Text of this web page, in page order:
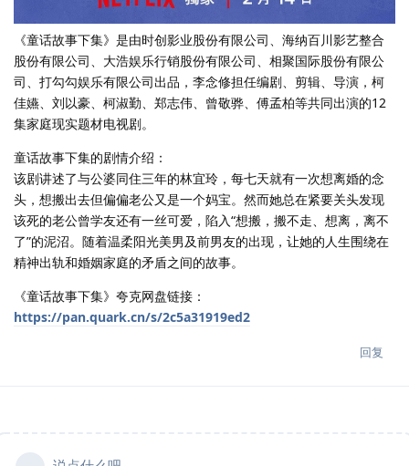
《童话故事下集》是由时创影业股份有限公司、海纳百川影艺整合
股份有限公司、大浩娱乐行销股份有限公司、相聚国际股份有限公
司、打勾勾娱乐有限公司出品，李念修担任编剧、剪辑、导演，柯
佳嬿、刘以豪、柯淑勤、郑志伟、曾敬骅、傅孟柏等共同出演的12
集家庭现实题材电视剧。
童话故事下集的剧情介绍：
该剧讲述了与公婆同住三年的林宜玲，每七天就有一次想离婚的念
头，想搬出去但偏偏老公又是一个妈宝。然而她总在紧要关头发现
该死的老公曾学友还有一丝可爱，陷入“想搬，搬不走、想离，离不
了”的泥沼。随着温柔阳光美男及前男友的出现，让她的人生围绕在
精神出轨和婚姻家庭的矛盾之间的故事。
《童话故事下集》夸克网盘链接：
https://pan.quark.cn/s/2c5a31919ed2
回复